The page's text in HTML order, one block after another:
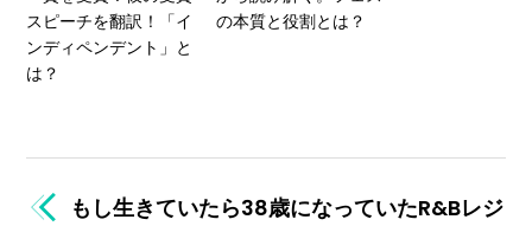
スピーチを翻訳！「イ
ンディペンデント」と
は？
の本質と役割とは？
もし生きていたら38歳になっていたR&Bレジ